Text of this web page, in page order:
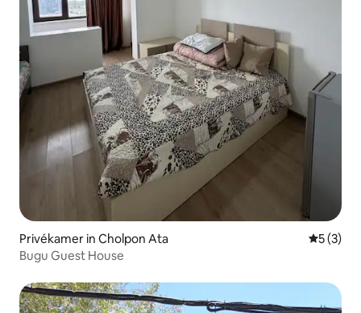
Privékamer in Cholpon Ata
5 (3)
Bugu Guest House